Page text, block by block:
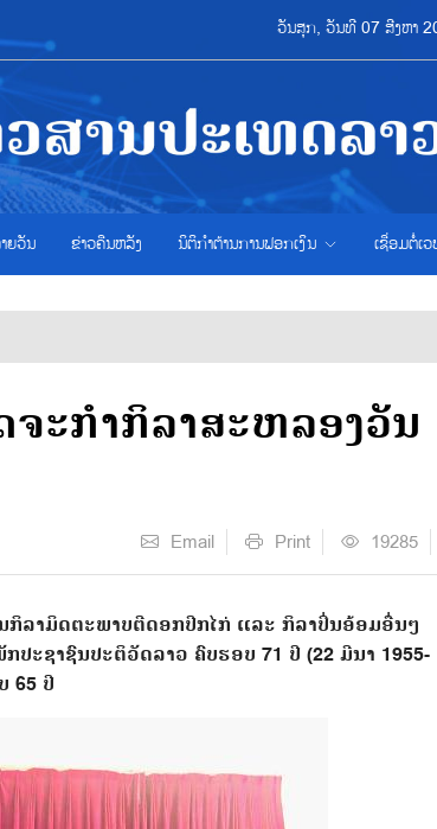
ວັນສຸກ, ວັນທີ 07 ສີງຫາ
ຍ​ວັນ ຂ່າວຄືນຫລັງ ນິຕິກຳຕ້ານການຟອກເງິນ ເຊື່ອມຕໍ່ເ
ະກໍາກິລາສະຫລອງວັນ
Email Print 19285
ລາມິດຕະພາບຕີດອກປີກໄກ່ ແລະ ກິລາປິ່ນອ້ອມອື່ນໆ
ປະຊາຊົນປະຕິວັດລາວ ຄົບຮອບ 71 ປີ (22 ມີນາ 1955-
65 ປີ